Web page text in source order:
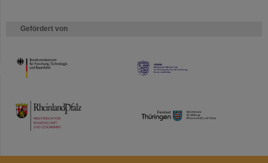
Gefördert von
HMWK
TMWWDG